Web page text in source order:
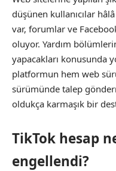
düşünen kullanıcılar
var, forumlar ve
oluyor. Yardım
yapacakları konusunda
platformun hem web
sürümünde talep
oldukça karmaşık bir
TikTok hesap
engellendi?